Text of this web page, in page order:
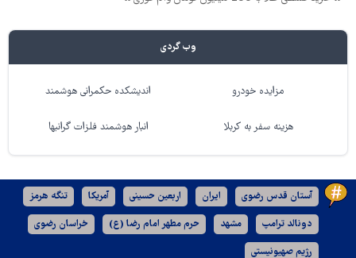
وب گردی
مزایده خودرو اندیشکده حکمرانی هوشمند
هزینه سفر به کربلا انبار هوشمند فلزات گرانبها
آستان قدس رضوی ایران اربعین حسینی آمریکا تنگه هرمز
دونالد ترامپ مشهد حرم مطهر امام رضا (ع) خراسان رضوی
رژیم صهیونیستی